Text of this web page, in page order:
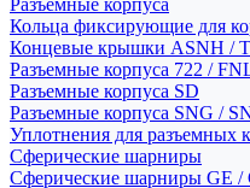
Разъемные корпуса
Кольца фиксирующие для
Концевые крышки ASNH /
Разъемные корпуса 722 /
Разъемные корпуса SD
Разъемные корпуса SNG /
Уплотнения для разъемных
Сферические шарниры
Сферические шарниры GE /